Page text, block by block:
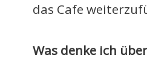
das Cafe
Was denke ich